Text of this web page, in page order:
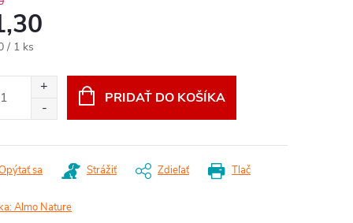
/ 1 ks
PRIDAŤ DO KOŠÍKA
Tlač
sa Strážiť Zdieľať
Almo Nature